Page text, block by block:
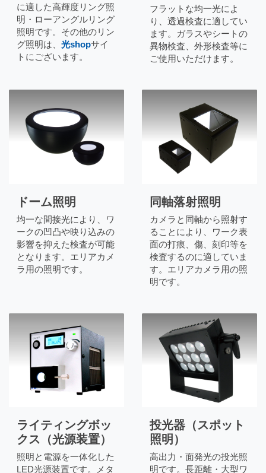
に適した高輝度リング照
明・ローアングルリング
照明です。その他のリン
グ照明は、 光shopサイ
トにございます。
フラットな均一光によ
り、透過検査に適してい
ます。ガラスやシートの
異物検査、外形検査等に
ご使用いただけます。
ドーム照明
均一な間接光により、ワ
ークの凹凸や映り込みの
影響を抑えた検査が可能
となります。エリアカメ
ラ用の照明です。
同軸落射照明
カメラと同軸から照射す
ることにより、ワーク表
面の打痕、傷、刻印等を
検査するのに適していま
す。エリアカメラ用の照
明です。
ライティングボッ
クス（光源装置）
照明と電源を一体化した
LED光源装置です。メタ
投光器（スポット
照明）
高出力・面発光の投光照
明です。長距離・大型ワ